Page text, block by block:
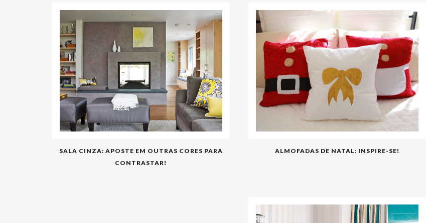
SALA CINZA: APOSTE EM OUTRAS CORES PARA
CONTRASTAR!
ALMOFADAS DE NATAL: INSPIRE-SE!